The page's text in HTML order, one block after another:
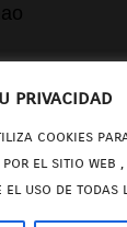
privacidad
cookies
por el sitio web
el uso de todas